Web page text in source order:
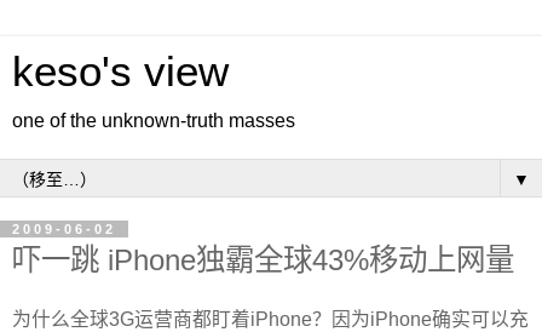
keso's view
one of the unknown-truth masses
▼
2009-06-02
吓一跳 iPhone独霸全球43%移动上网量
为什么全球3G运营商都盯着iPhone？因为iPhone确实可以充